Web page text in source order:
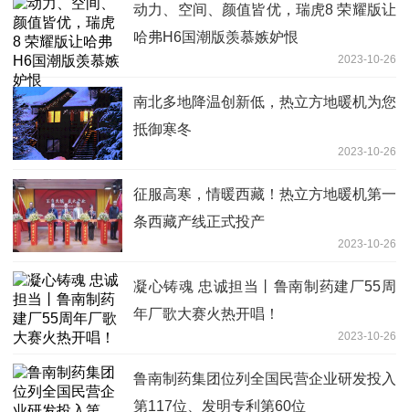
动力、空间、颜值皆优，瑞虎8 荣耀版让
哈弗H6国潮版羡慕嫉妒恨
2023-10-26
南北多地降温创新低，热立方地暖机为您
抵御寒冬
2023-10-26
征服高寒，情暖西藏！热立方地暖机第一
条西藏产线正式投产
2023-10-26
凝心铸魂 忠诚担当丨鲁南制药建厂55周
年厂歌大赛火热开唱！
2023-10-26
鲁南制药集团位列全国民营企业研发投入
第117位、发明专利第60位